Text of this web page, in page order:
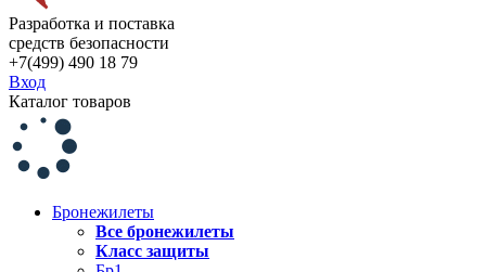
Разработка и поставка
средств безопасности
+7(499) 490 18 79
Вход
Каталог товаров
Бронежилеты
Все бронежилеты
Класс защиты